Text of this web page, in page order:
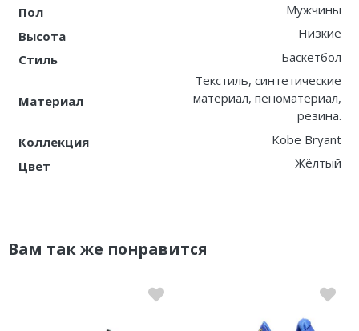
Пол
Мужчины
Высота
Низкие
Стиль
Баскетбол
Материал
Текстиль, синтетические
материал, пеноматериал,
резина.
Коллекция
Kobe Bryant
Цвет
Жёлтый
Вам так же понравится